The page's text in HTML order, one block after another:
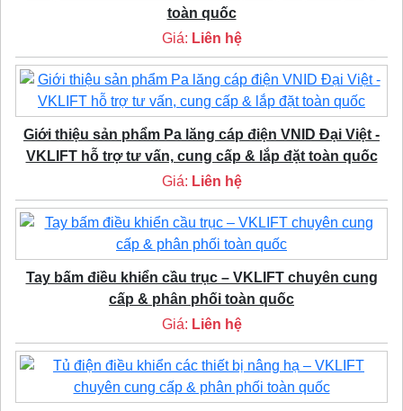
toàn quốc
Giá: Liên hệ
Giới thiệu sản phẩm Pa lăng cáp điện VNID Đại Việt -
VKLIFT hỗ trợ tư vấn, cung cấp & lắp đặt toàn quốc
Giá: Liên hệ
Tay bấm điều khiển cầu trục – VKLIFT chuyên cung
cấp & phân phối toàn quốc
Giá: Liên hệ